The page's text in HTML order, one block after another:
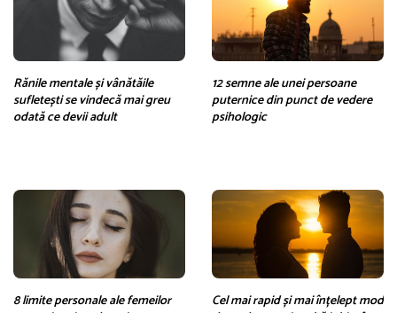
Rănile mentale și vânătăile
sufletești se vindecă mai greu
odată ce devii adult
12 semne ale unei persoane
puternice din punct de vedere
psihologic
8 limite personale ale femeilor
Cel mai rapid și mai înțelept mod